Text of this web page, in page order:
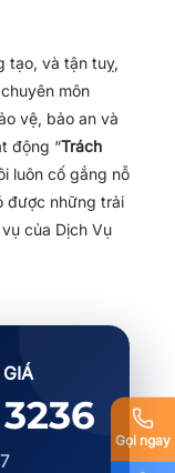
Gọi ngay
tạo, và tận tuỵ,
môn
vệ, bảo an và
động “Trách
luôn cố gắng nỗ
được những trải
của Dịch Vụ